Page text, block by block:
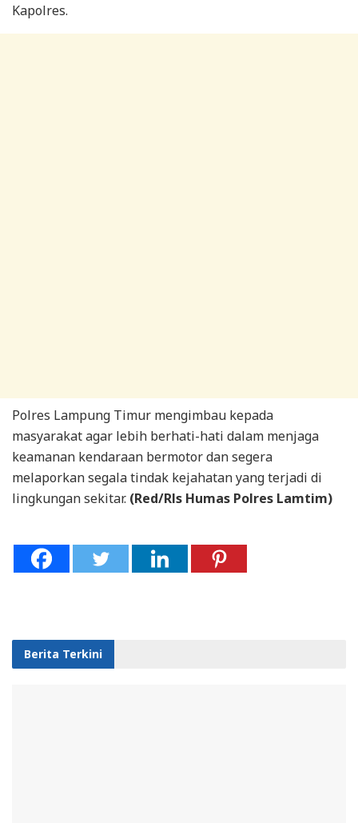
Kapolres.
Polres Lampung Timur mengimbau kepada
masyarakat agar lebih berhati-hati dalam menjaga
keamanan kendaraan bermotor dan segera
melaporkan segala tindak kejahatan yang terjadi di
lingkungan sekitar. (Red/Rls Humas Polres Lamtim)
Berita Terkini